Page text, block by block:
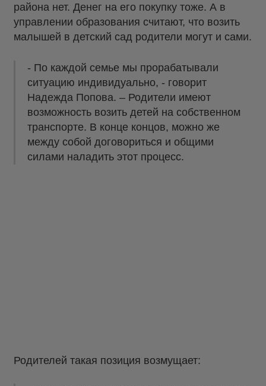
района нет. Денег на его покупку тоже. А в
управлении образования считают, что возить
малышей в детский сад родители могут и сами.
- По каждой семье мы прорабатывали
ситуацию индивидуально, - говорит
Надежда Попова. – Родители имеют
возможность возить детей на собственном
транспорте. В конце концов, можно же
между собой договориться и общими
силами наладить этот процесс.
Родителей такая позиция возмущает: